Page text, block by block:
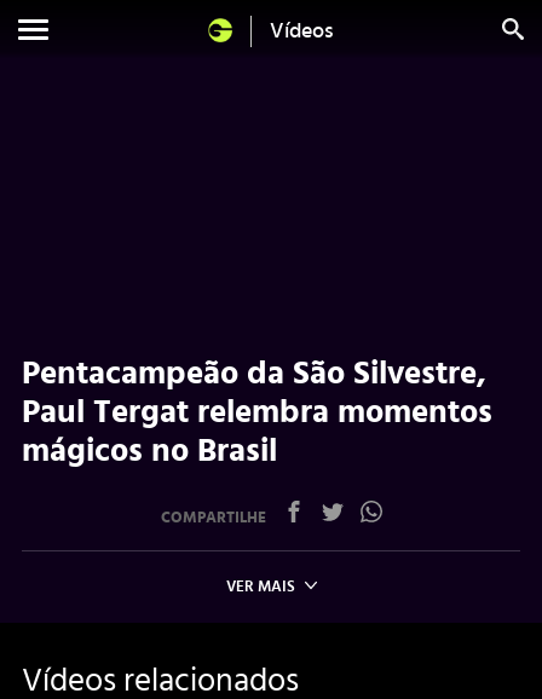
Vídeos
Pentacampeão da São Silvestre,
Paul Tergat relembra momentos
mágicos no Brasil
COMPARTILHE
VER MAIS
Vídeos relacionados